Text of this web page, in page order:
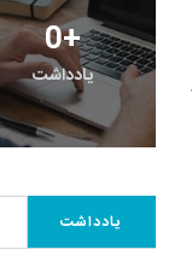
0+
یادداشت
یادداشت